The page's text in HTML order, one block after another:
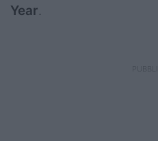
Year.